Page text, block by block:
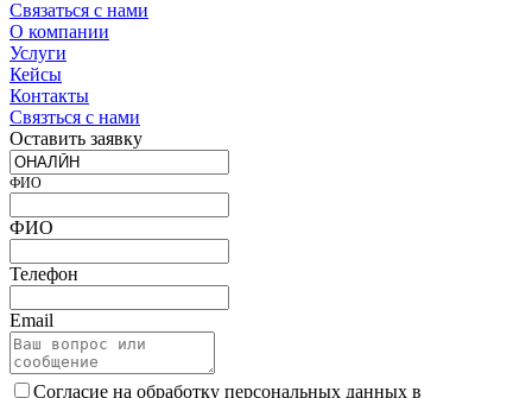
Связаться с нами
О компании
Услуги
Кейсы
Контакты
Связться с нами
Оставить заявку
ФИО
ФИО
Телефон
Email
Согласие на обработку персональных данных в